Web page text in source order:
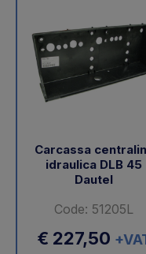
Carcassa
idraulica DLB 45
Dautel
Code: 51205L
€ 227,50